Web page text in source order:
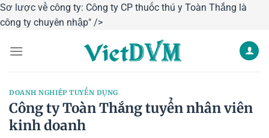
Sơ lược về công ty: Công ty CP thuốc thú y Toàn Thắng là
công ty chuyên nhập" />Skip
content
DOANH NGHIỆP TUYỂN DỤNG
Công ty Toàn Thắng tuyển nhân viên
kinh doanh